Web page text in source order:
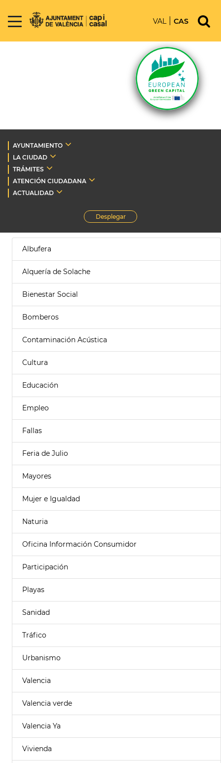
VAL CAS
AYUNTAMIENTO
LA CIUDAD
TRÁMITES
ATENCIÓN CIUDADANA
ACTUALIDAD
Desplegar
Albufera
Alquería de Solache
Bienestar Social
Bomberos
Contaminación Acústica
Cultura
Educación
Empleo
Fallas
Feria de Julio
Mayores
Mujer e Igualdad
Naturia
Oficina Información Consumidor
Participación
Playas
Sanidad
Tráfico
Urbanismo
Valencia
Valencia verde
Valencia Ya
Vivienda